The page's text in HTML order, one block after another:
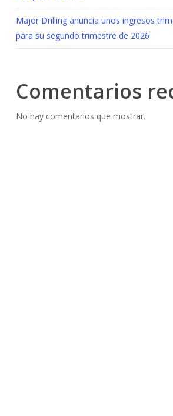
Major Drilling anuncia unos ingresos
para su segundo trimestre de 2026
Comentarios
No hay comentarios que mostrar.